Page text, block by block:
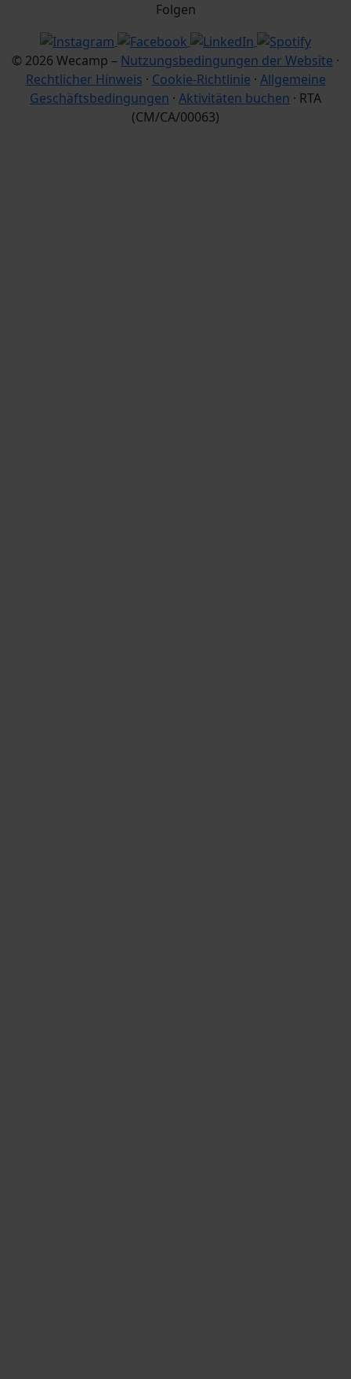
Folgen
© 2026 Wecamp – Nutzungsbedingungen der Website ·
Rechtlicher Hinweis · Cookie-Richtlinie · Allgemeine
Geschäftsbedingungen · Aktivitäten buchen · RTA
(CM/CA/00063)